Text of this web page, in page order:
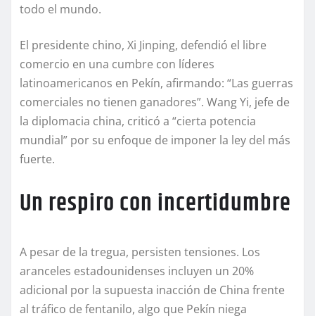
todo el mundo.
El presidente chino, Xi Jinping, defendió el libre
comercio en una cumbre con líderes
latinoamericanos en Pekín, afirmando: “Las guerras
comerciales no tienen ganadores”. Wang Yi, jefe de
la diplomacia china, criticó a “cierta potencia
mundial” por su enfoque de imponer la ley del más
fuerte.
Un respiro con incertidumbre
A pesar de la tregua, persisten tensiones. Los
aranceles estadounidenses incluyen un 20%
adicional por la supuesta inacción de China frente
al tráfico de fentanilo, algo que Pekín niega